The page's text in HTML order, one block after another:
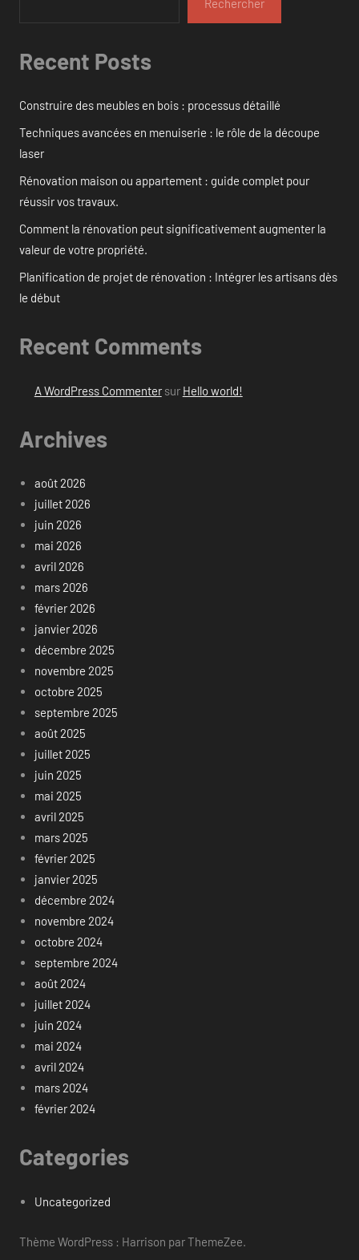
Rechercher
Recent Posts
Construire des meubles en bois : processus détaillé
Techniques avancées en menuiserie : le rôle de la découpe
laser
Rénovation maison ou appartement : guide complet pour
réussir vos travaux.
Comment la rénovation peut significativement augmenter la
valeur de votre propriété.
Planification de projet de rénovation : Intégrer les artisans dès
le début
Recent Comments
A WordPress Commentersur Hello world!
Archives
août 2026
juillet 2026
juin 2026
mai 2026
avril 2026
mars 2026
février 2026
janvier 2026
décembre 2025
novembre 2025
octobre 2025
septembre 2025
août 2025
juillet 2025
juin 2025
mai 2025
avril 2025
mars 2025
février 2025
janvier 2025
décembre 2024
novembre 2024
octobre 2024
septembre 2024
août 2024
juillet 2024
juin 2024
mai 2024
avril 2024
mars 2024
février 2024
Categories
Uncategorized
Thème WordPress : Harrison par ThemeZee.